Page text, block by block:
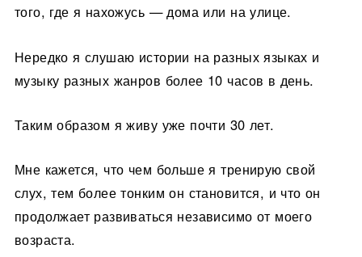
того, где я нахожусь — дома или на улице.
Нередко я слушаю истории на разных языках и
музыку разных жанров более 10 часов в день.
Таким образом я живу уже почти 30 лет.
Мне кажется, что чем больше я тренирую свой
слух, тем более тонким он становится, и что он
продолжает развиваться независимо от моего
возраста.